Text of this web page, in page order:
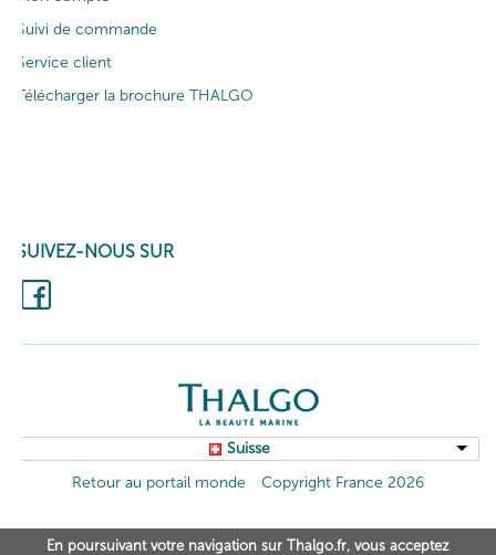
Suivi de commande
Service client
Télécharger la brochure THALGO
SUIVEZ-NOUS SUR
Suisse
Retour au portail monde
Copyright France 2026
En poursuivant votre navigation sur Thalgo.fr, vous acceptez